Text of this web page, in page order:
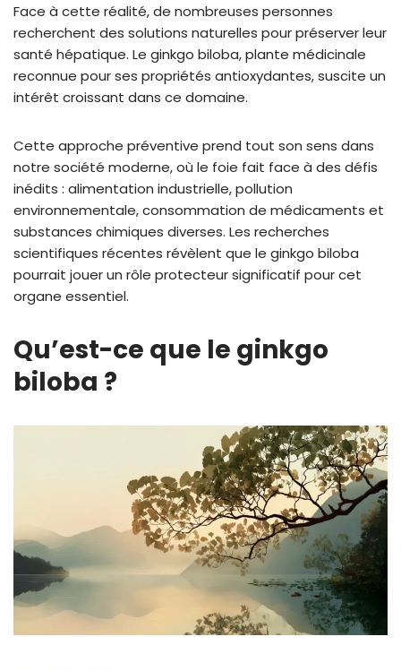
Face à cette réalité, de nombreuses personnes
recherchent des solutions naturelles pour préserver leur
santé hépatique. Le ginkgo biloba, plante médicinale
reconnue pour ses propriétés antioxydantes, suscite un
intérêt croissant dans ce domaine.
Cette approche préventive prend tout son sens dans
notre société moderne, où le foie fait face à des défis
inédits : alimentation industrielle, pollution
environnementale, consommation de médicaments et
substances chimiques diverses. Les recherches
scientifiques récentes révèlent que le ginkgo biloba
pourrait jouer un rôle protecteur significatif pour cet
organe essentiel.
Qu’est-ce que le ginkgo
biloba ?